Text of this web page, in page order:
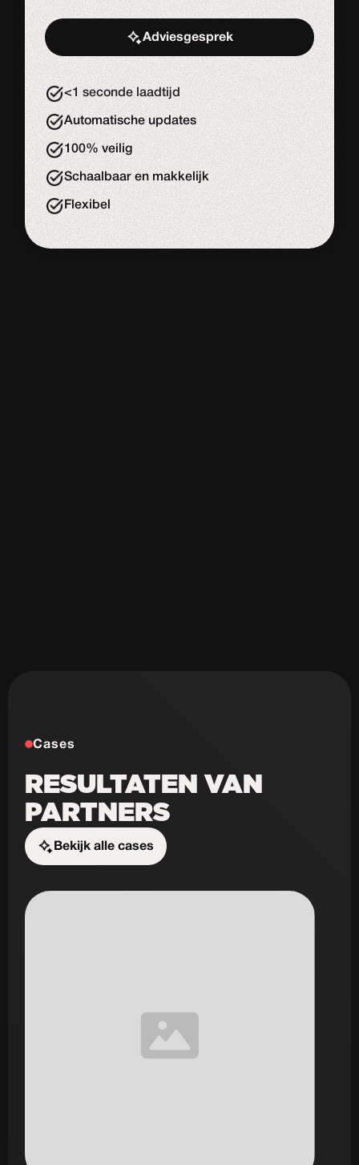
Adviesgesprek
Start de uitdaging
<1 seconde laadtijd
Automatische updates
100% veilig
Schaalbaar en makkelijk
Flexibel
Cases
RESULTATEN VAN
PARTNERS
Bekijk alle cases
Start de uitdaging